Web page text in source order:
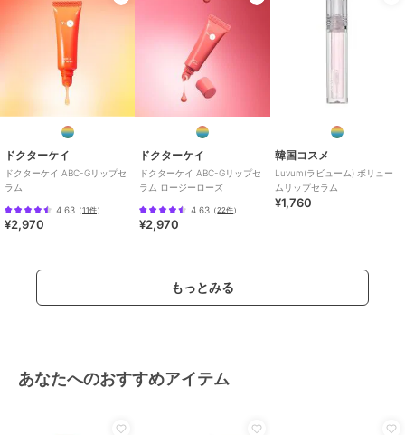
ドクターケイ
ドクターケイ ABC-Gリップセ
ラム
4.63 （11件）
¥2,970
ドクターケイ
ドクターケイ ABC-Gリップセ
ラム ロージーローズ
4.63 （22件）
¥2,970
韓国コスメ
Luvum(ラビューム) ボリュー
ムリップセラム
¥1,760
もっとみる
あなたへのおすすめアイテム